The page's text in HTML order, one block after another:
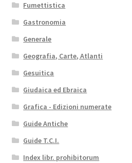
Fumettistica
Gastronomia
Generale
Geografia, Carte, Atlanti
Gesuitica
Giudaica ed Ebraica
Grafica - Edizioni numerate
Guide Antiche
Guide T.C.I.
Index libr. prohibitorum